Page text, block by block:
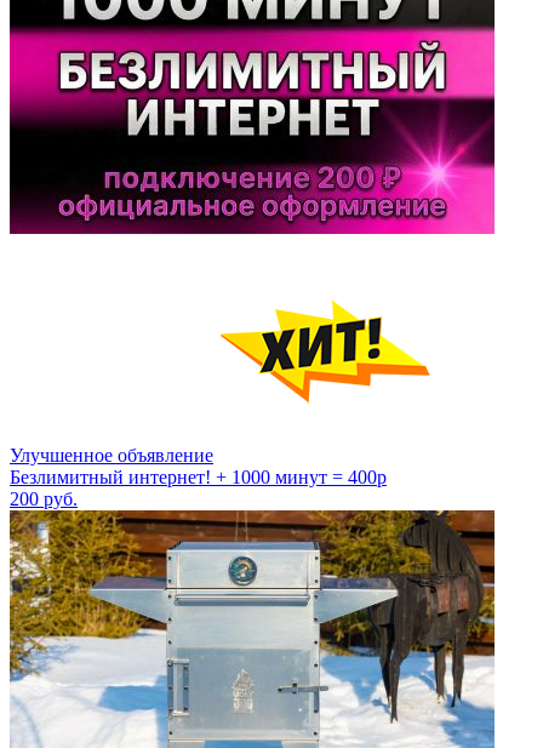
Улучшенное объявление
Безлимитный интернет! + 1000 минут = 400р
200 руб.